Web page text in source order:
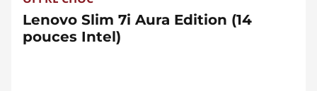
Lenovo Slim 7i Aura Edition (14
pouces Intel)